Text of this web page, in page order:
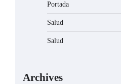
Portada
Salud
Salud
Archives